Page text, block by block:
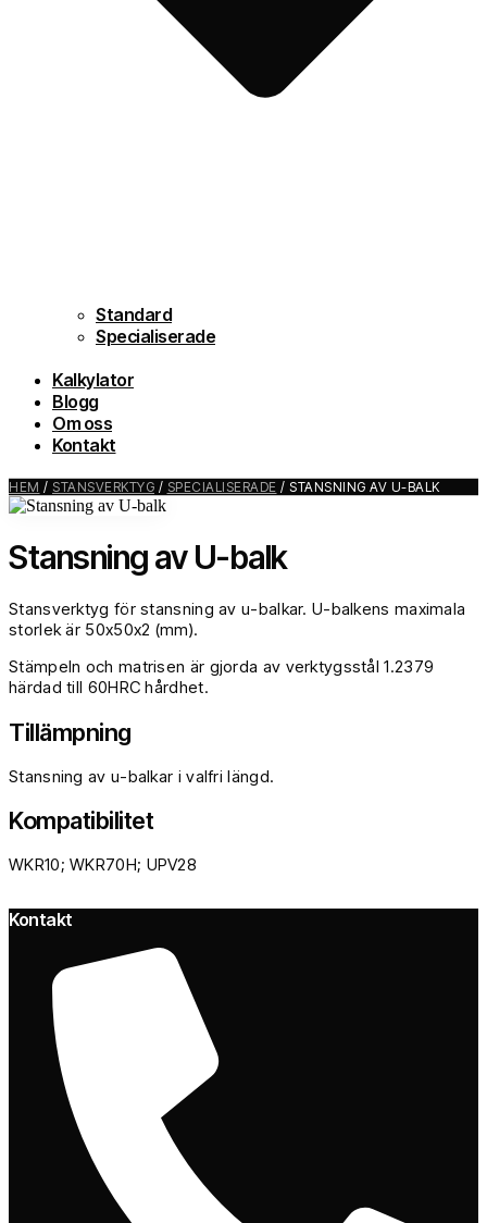
Standard
Specialiserade
Kalkylator
Blogg
Om oss
Kontakt
HEM / STANSVERKTYG / SPECIALISERADE / STANSNING AV U-BALK
Stansning av U-balk
Stansverktyg för stansning av u-balkar. U-balkens maximala
storlek är 50x50x2 (mm).
Stämpeln och matrisen är gjorda av verktygsstål 1.2379
härdad till 60HRC hårdhet.
Tillämpning
Stansning av u-balkar i valfri längd.
Kompatibilitet
WKR10; WKR70H; UPV28
Kontakt